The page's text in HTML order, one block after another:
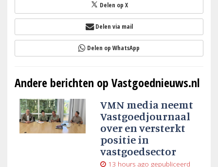
Delen op X
Delen via mail
Delen op WhatsApp
Andere berichten op Vastgoednieuws.nl
VMN media neemt
Vastgoedjournaal
over en versterkt
positie in
vastgoedsector
13 hours ago gepubliceerd